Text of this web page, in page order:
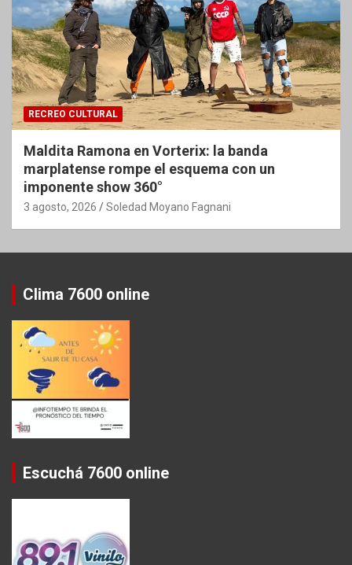
RECREO CULTURAL
Maldita Ramona en Vorterix: la banda
marplatense rompe el esquema con un
imponente show 360°
3 agosto, 2026 Soledad Moyano Fagnani
Clima 7600 online
Escuchá 7600 online